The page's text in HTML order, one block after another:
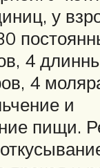
у
4
4
и
пищи.